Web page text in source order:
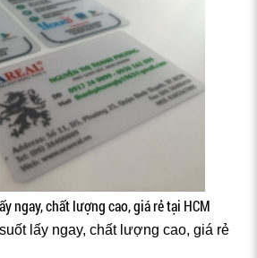
ngay, chất lượng cao, giá rẻ tại HCM
lấy ngay, chất lượng cao, giá rẻ